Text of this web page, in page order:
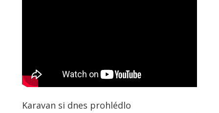
Karavan si dnes prohlédlo